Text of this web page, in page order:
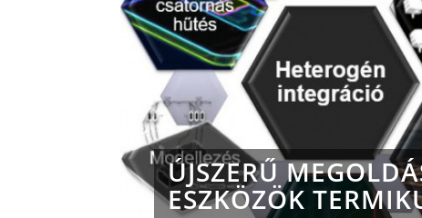
ÚJSZERŰ
ESZKÖZÖK